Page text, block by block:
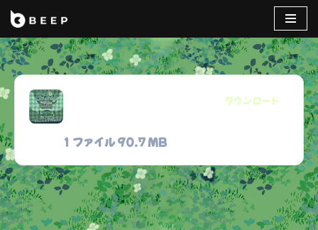
コ
ン
テ
ス
キ
ッ
プ
1 ファイル90.7 MB
ダウンロード